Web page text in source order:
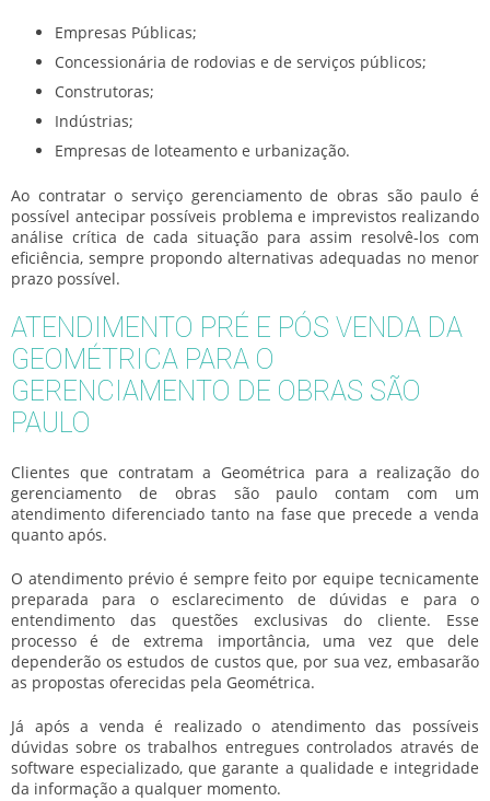
Empresas Públicas;
Concessionária de rodovias e de serviços públicos;
Construtoras;
Indústrias;
Empresas de loteamento e urbanização.
Ao contratar o serviço gerenciamento de obras são paulo é
possível antecipar possíveis problema e imprevistos realizando
análise crítica de cada situação para assim resolvê-los com
eficiência, sempre propondo alternativas adequadas no menor
prazo possível.
ATENDIMENTO PRÉ E PÓS VENDA DA
GEOMÉTRICA PARA O
GERENCIAMENTO DE OBRAS SÃO
PAULO
Clientes que contratam a Geométrica para a realização do
gerenciamento de obras são paulo contam com um
atendimento diferenciado tanto na fase que precede a venda
quanto após.
O atendimento prévio é sempre feito por equipe tecnicamente
preparada para o esclarecimento de dúvidas e para o
entendimento das questões exclusivas do cliente. Esse
processo é de extrema importância, uma vez que dele
dependerão os estudos de custos que, por sua vez, embasarão
as propostas oferecidas pela Geométrica.
Já após a venda é realizado o atendimento das possíveis
dúvidas sobre os trabalhos entregues controlados através de
software especializado, que garante a qualidade e integridade
da informação a qualquer momento.